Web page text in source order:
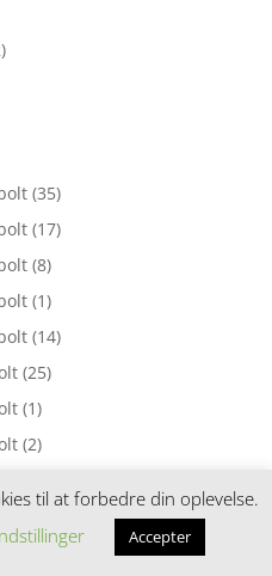
(35)
(17)
(8)
(1)
(14)
(25)
(1)
(2)
til at forbedre din oplevelse.
Accepter